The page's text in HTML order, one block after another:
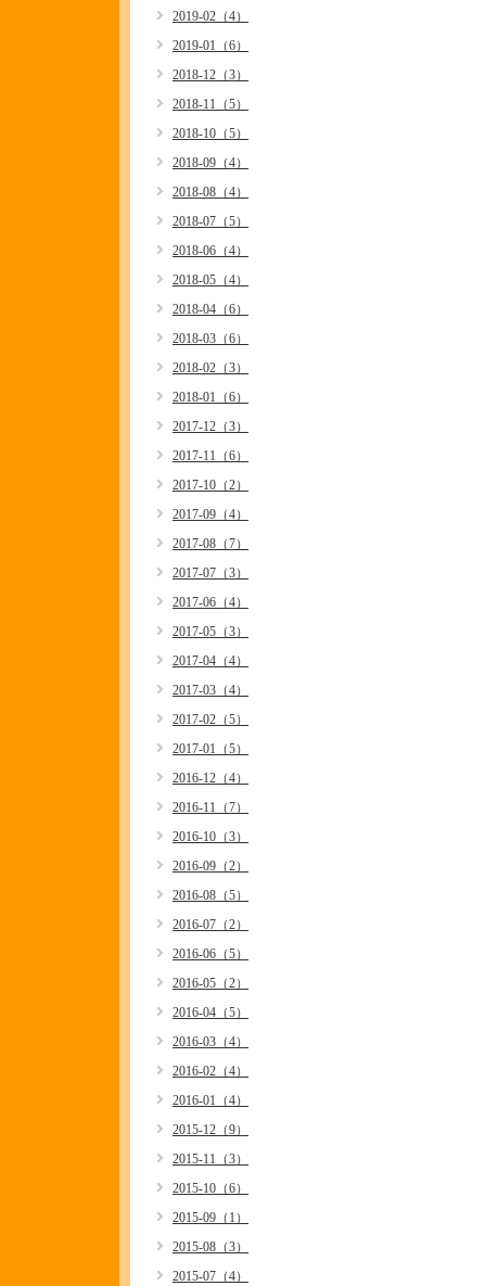
2019-02（4）
2019-01（6）
2018-12（3）
2018-11（5）
2018-10（5）
2018-09（4）
2018-08（4）
2018-07（5）
2018-06（4）
2018-05（4）
2018-04（6）
2018-03（6）
2018-02（3）
2018-01（6）
2017-12（3）
2017-11（6）
2017-10（2）
2017-09（4）
2017-08（7）
2017-07（3）
2017-06（4）
2017-05（3）
2017-04（4）
2017-03（4）
2017-02（5）
2017-01（5）
2016-12（4）
2016-11（7）
2016-10（3）
2016-09（2）
2016-08（5）
2016-07（2）
2016-06（5）
2016-05（2）
2016-04（5）
2016-03（4）
2016-02（4）
2016-01（4）
2015-12（9）
2015-11（3）
2015-10（6）
2015-09（1）
2015-08（3）
2015-07（4）